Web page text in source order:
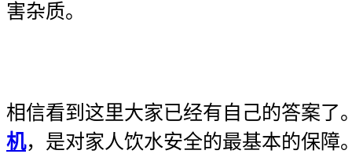
害杂质。
相信看到这里大家已经有自己的答案了
机，是对家人饮水安全的最基本的保障